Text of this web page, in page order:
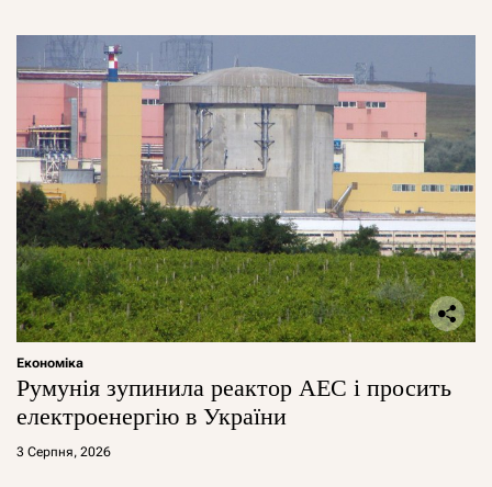
Економіка
Румунія зупинила реактор АЕС і просить
електроенергію в України
3 Серпня, 2026